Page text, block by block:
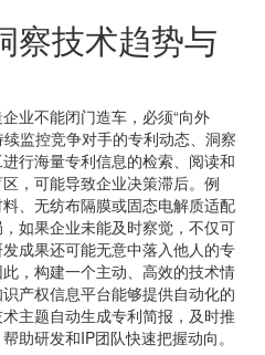
察技术趋势与
业不能闭门造车，必须“向外
监控竞争对手的专利动态、洞察
行海量专利信息的检索、阅读和
，可能导致企业决策滞后。例
、无纺布隔膜或固态电解质适配
如果企业未能及时察觉，不仅可
成果还可能无意中落入他人的专
，构建一个主动、高效的技术情
产权信息平台能够提供自动化的
主题自动生成专利简报，及时推
助研发和IP团队快速把握动向。